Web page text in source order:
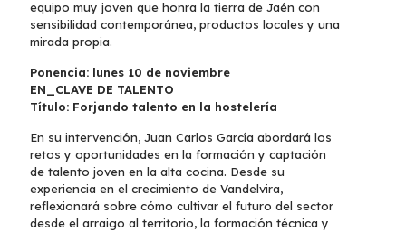
equipo muy joven que honra la tierra de Jaén con
sensibilidad contemporánea, productos locales y una
mirada propia.
Ponencia: lunes 10 de noviembre
EN_CLAVE DE TALENTO
Título: Forjando talento en la hostelería
En su intervención, Juan Carlos García abordará los
retos y oportunidades en la formación y captación
de talento joven en la alta cocina. Desde su
experiencia en el crecimiento de Vandelvira,
reflexionará sobre cómo cultivar el futuro del sector
desde el arraigo al territorio, la formación técnica y